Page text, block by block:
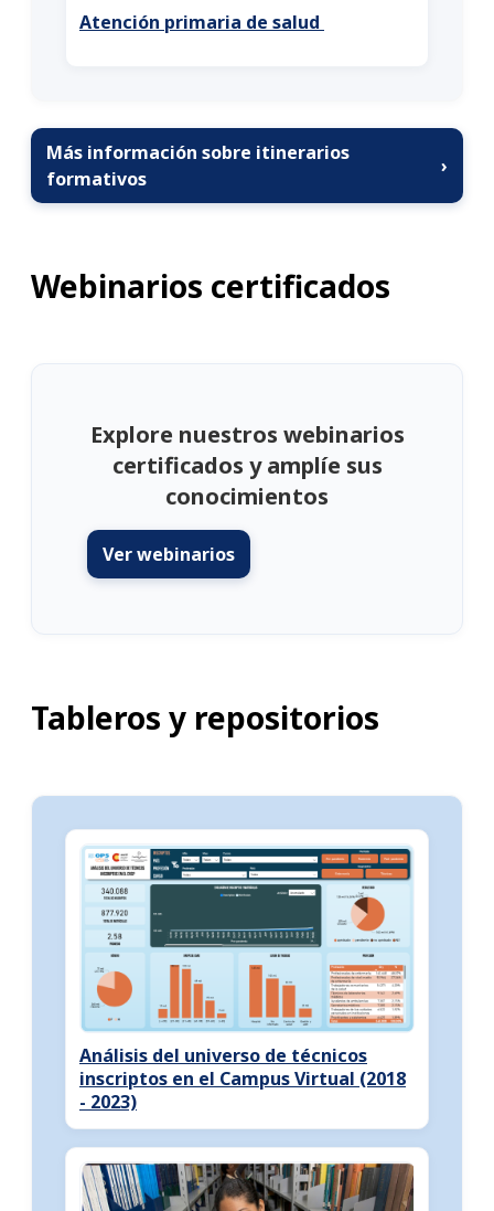
Atención primaria de salud
Más información sobre itinerarios
formativos
›
Webinarios certificados
Explore nuestros webinarios
certificados y amplíe sus
conocimientos
Ver webinarios
Tableros y repositorios
Análisis del universo de técnicos
inscriptos en el Campus Virtual (2018
- 2023)